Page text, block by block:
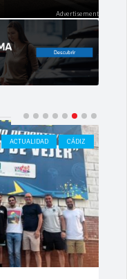
ACTUALIDAD CÁDIZ